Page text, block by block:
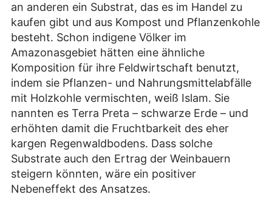
an anderen ein Substrat, das es im Handel zu
kaufen gibt und aus Kompost und Pflanzenkohle
besteht. Schon indigene Völker im
Amazonasgebiet hätten eine ähnliche
Komposition für ihre Feldwirtschaft benutzt,
indem sie Pflanzen- und Nahrungsmittelabfälle
mit Holzkohle vermischten, weiß Islam. Sie
nannten es Terra Preta – schwarze Erde – und
erhöhten damit die Fruchtbarkeit des eher
kargen Regenwaldbodens. Dass solche
Substrate auch den Ertrag der Weinbauern
steigern könnten, wäre ein positiver
Nebeneffekt des Ansatzes.